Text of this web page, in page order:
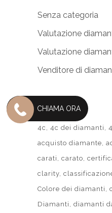
Senza categoria
Valutazione
Valutazione
Venditore di
TAG
4c 4c dei diamanti
acquisto diamante
carati
carato
clarity
Colore dei diamanti
Diamanti
diamanti
CHIAMA ORA